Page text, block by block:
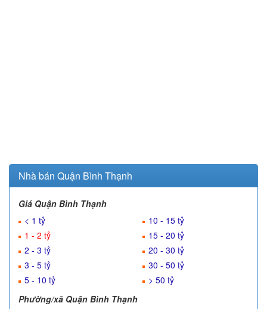
Nhà bán Quận Bình Thạnh
Giá Quận Bình Thạnh
< 1 tỷ
1 - 2 tỷ
2 - 3 tỷ
3 - 5 tỷ
5 - 10 tỷ
10 - 15 tỷ
15 - 20 tỷ
20 - 30 tỷ
30 - 50 tỷ
> 50 tỷ
Phường/xã Quận Bình Thạnh